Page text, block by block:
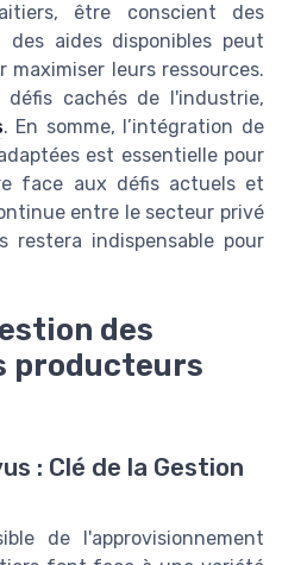
être conscient des
aides disponibles peut
leurs ressources.
cachés de l'industrie,
. En somme, l’intégration de
est essentielle pour
face aux défis actuels et
entre le secteur privé
restera indispensable pour
des
producteurs
: Clé de la Gestion
de l'approvisionnement